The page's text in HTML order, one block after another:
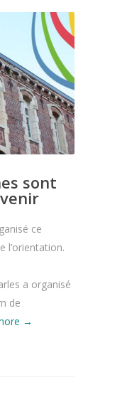
sont
ce
l’orientation.
a organisé
de
→